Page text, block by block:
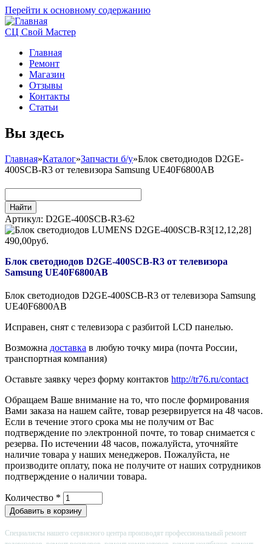
Перейти к основному содержанию
СЦ Свой Мастер
Главная
Ремонт
Магазин
Отзывы
Контакты
Статьи
Вы здесь
Главная»Каталог»Запчасти б/у»Блок светодиодов D2GE-
400SCB-R3 от телевизора Samsung UE40F6800AB
Артикул: D2GE-400SCB-R3-62
490,00руб.
Блок светодиодов D2GE-400SCB-R3 от телевизора
Samsung UE40F6800AB
Блок светодиодов D2GE-400SCB-R3 от телевизора Samsung
UE40F6800AB
Исправен, снят с телевизора с разбитой LCD панелью.
Возможна доставка в любую точку мира (почта России,
транспортная компания)
Оставьте заявку через форму контактов http://tr76.ru/contact
Обращаем Ваше внимание на то, что после формирования
Вами заказа на нашем сайте, товар резервируется на 48 часов.
Если в течение этого срока мы не получим от Вас
подтверждение по электронной почте, то товар снимается с
резерва. По истечении 48 часов, пожалуйста, уточняйте
наличие товара у наших менеджеров. Пожалуйста, не
производите оплату, пока не получите от наших сотрудников
подтверждение о наличии товара.
Количество *
Специалисты нашего сервисного центра производят профессиональный ремонт